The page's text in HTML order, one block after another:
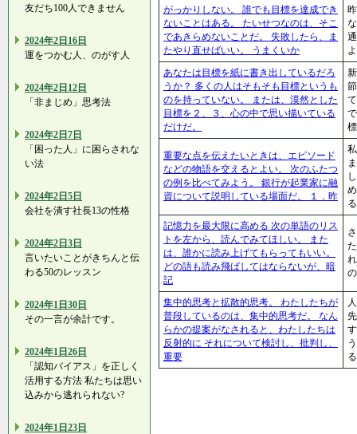
友だち100人できません
2024年2日16日
運をつかむ人、のがす人
2024年2日12日
「非まじめ」思考法
2024年2日7日
「困った人」に困らされな
い法
2024年2日5日
会社を潰す社長13の性格
2024年2日3日
言いたいことがきちんと伝
わる50のレッスン
2024年1日30日
その一言が余計です。
2024年1日26日
「認知バイアス」を正しく
活用する方法 私たちは思い
込みから逃れられない?
2024年1日23日
がっかりしない。 誰でも目標を達成でき
ないことはある。 たいせつなのは、そこ
であきらめないことだ。 失敗したら、ま
たやり直せばいい。 うまくいか
あなたは目標を紙に書き出しているだろ
うか？ 多くの人はそもそも目標というも
のを持っていない。 または、漠然とした
目標を２、３、心の中で思い描いている
だけだ。
標
重要な点を伝えたいときは、エピソード
などの物語を交えるとよい。 次のふたつ
の例を比べてみよう。 銀行が起業家に融
資について説明している場面だ。 １．昨
記憶力を最大限に高める 次の単語のリス
トを左から、読んでみてほしい。 また
は、誰かに読み上げてもらってもいい。
どの語も読み飛ばしてはならないが、暗
記
集中的思考と拡散的思考。 わたしたちが
普段しているのは、集中的思考だ。 なん
らかの提案がなされると、わたしたちは
反射的に それについて検討し、批判し、
重要